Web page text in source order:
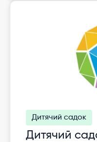
Дитячий садок
Дитячий